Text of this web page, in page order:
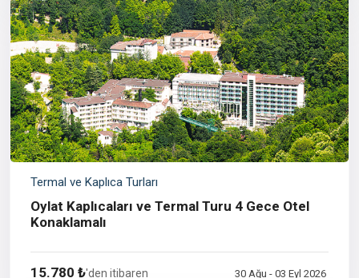
Termal ve Kaplıca Turları
Oylat Kaplıcaları ve Termal Turu 4 Gece Otel
Konaklamalı
15.780 ₺'den itibaren 30 Ağu - 03 Eyl 2026